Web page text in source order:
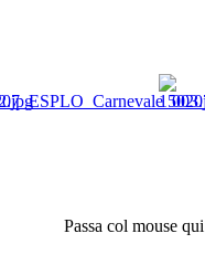
Passa col mouse